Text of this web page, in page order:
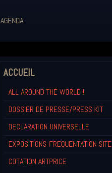
AGENDA
ACCUEIL
ALL AROUND THE WORLD !
DOSSIER DE PRESSE/PRESS KIT
DECLARATION UNIVERSELLE
EXPOSITIONS-FREQUENTATION SITE
COTATION ARTPRICE